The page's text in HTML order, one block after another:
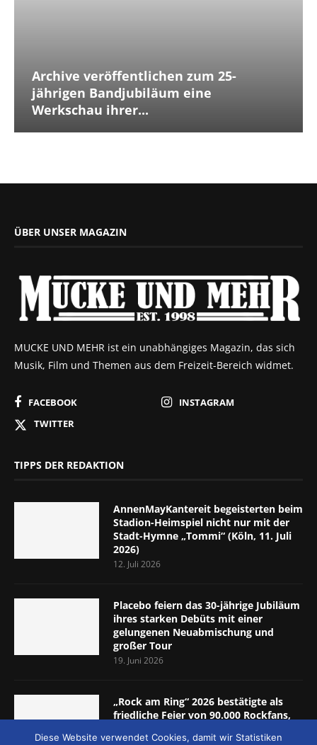
Archive veröffentlichen zum 25-
jährigen Bandjubiläum eine
Werkschau ihrer...
ÜBER UNSER MAGAZIN
MUCKE UND MEHR ist ein unabhängiges Magazin, das sich
Musik, Film und Themen aus dem Freizeit-Bereich widmet.
FACEBOOK
INSTAGRAM
TWITTER
TIPPS DER REDAKTION
AnnenMayKantereit begeisterten beim
Stadion-Heimspiel nicht nur mit der
Stadt-Hymne „Tommi“ (Köln, 11. Juli
2026)
12. Juli 2026
Placebo feiern das 30-jährige Jubiläum
ihres starken Debüts mit einer
gelungenen Neuabmischung und
großer Tour
19. Juni 2026
„Rock am Ring“ 2026 bestätigte als
friedliche Feier von 90.000 Rockfans,
5.-7. Juni 2026)
Diese Website verwendet Cookies, damit wir Statistiken